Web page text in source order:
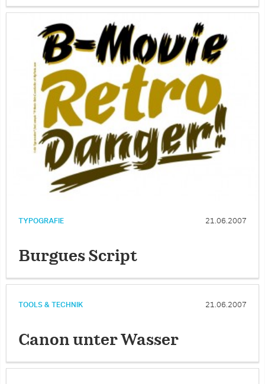
TYPOGRAFIE 21.06.2007
Burgues Script
TOOLS & TECHNIK 21.06.2007
Canon unter Wasser